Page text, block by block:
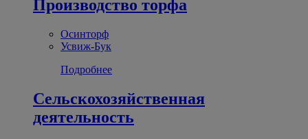
Производство торфа
Осинторф
Усвиж-Бук
Подробнее
Сельскохозяйственная
деятельность